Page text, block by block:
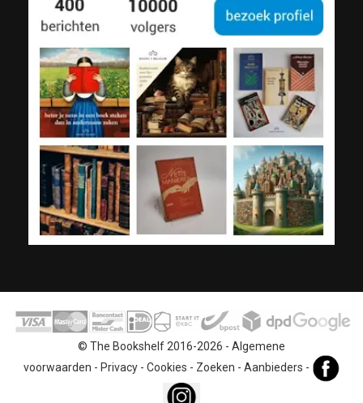
© The Bookshelf 2016-2026 - Algemene
voorwaarden - Privacy- Cookies - Zoeken - Aanbieders -